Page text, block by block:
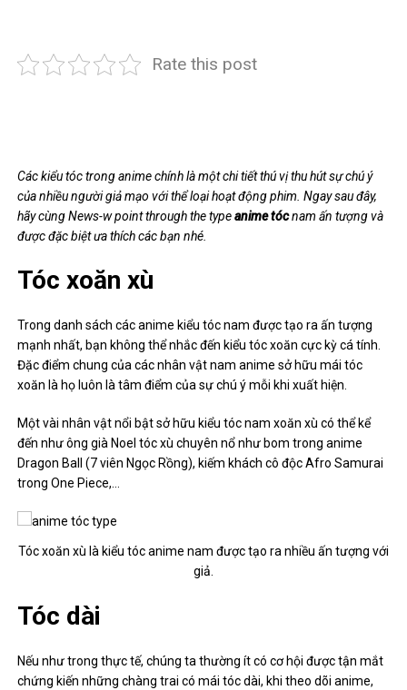
Rate this post
Các kiểu tóc trong anime chính là một chi tiết thú vị thu hút sự chú ý
của nhiều người giả mạo với thể loại hoạt động phim. Ngay sau đây,
hãy cùngNews-wpoint through the typeanime tócnam ấn tượng và
được đặc biệt ưa thích các bạn nhé.
Tóc xoăn xù
Trong danh sách các anime kiểu tóc nam được tạo ra ấn tượng
mạnh nhất, bạn không thể nhắc đến kiểu tóc xoăn cực kỳ cá tính.
Đặc điểm chung của các nhân vật nam anime sở hữu mái tóc
xoăn là họ luôn là tâm điểm của sự chú ý mỗi khi xuất hiện.
Một vài nhân vật nổi bật sở hữu kiểu tóc nam xoăn xù có thể kể
đến như ông già Noel tóc xù chuyên nổ như bom trong anime
Dragon Ball (7 viên Ngọc Rồng), kiếm khách cô độc Afro Samurai
trong One Piece,…
Tóc xoăn xù là kiểu tóc anime nam được tạo ra nhiều ấn tượng với
giả.
Tóc dài
Nếu như trong thực tế, chúng ta thường ít có cơ hội được tận mắt
chứng kiến ​​những chàng trai có mái tóc dài, khi theo dõi anime,